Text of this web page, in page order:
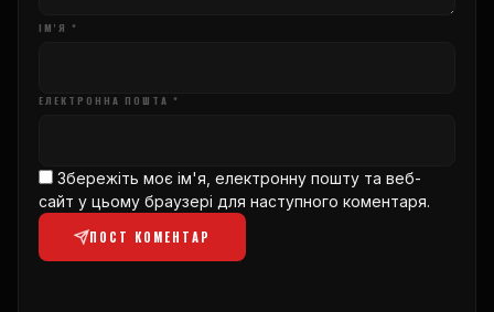
ІМ'Я *
ЕЛЕКТРОННА ПОШТА *
Збережіть моє ім'я, електронну пошту та веб-
сайт у цьому браузері для наступного коментаря.
ПОСТ КОМЕНТАР